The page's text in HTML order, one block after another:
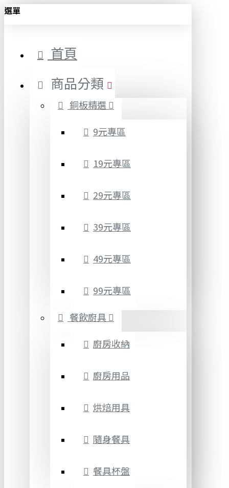
選單
首頁
商品分類
銅板精選
9元專區
19元專區
29元專區
39元專區
49元專區
99元專區
餐飲廚具
廚房收納
廚房用品
烘焙用具
隨身餐具
餐具杯盤